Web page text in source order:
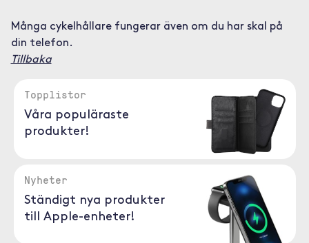
Många cykelhållare fungerar även om du har skal på
din telefon.
Tillbaka
Topplistor
Våra populäraste
produkter!
Nyheter
Ständigt nya produkter
till Apple-enheter!